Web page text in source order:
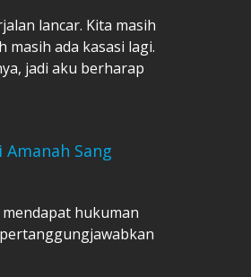
lancar. Kita masih
ada kasasi lagi.
jadi aku berharap
Sang
hukuman